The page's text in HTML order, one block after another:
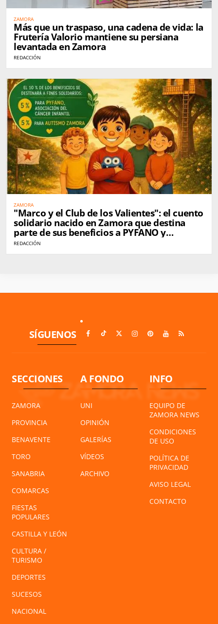
ZAMORA
Más que un traspaso, una cadena de vida: la
Frutería Valorio mantiene su persiana
levantada en Zamora
REDACCIÓN
ZAMORA
"Marco y el Club de los Valientes": el cuento
solidario nacido en Zamora que destina
parte de sus beneficios a PYFANO y
Autismo Zamora
REDACCIÓN
SÍGUENOS
SECCIONES
ZAMORA
PROVINCIA
BENAVENTE
TORO
SANABRIA
COMARCAS
FIESTAS
POPULARES
CASTILLA Y LEÓN
CULTURA /
TURISMO
DEPORTES
SUCESOS
NACIONAL
A FONDO
UNI
OPINIÓN
GALERÍAS
VÍDEOS
ARCHIVO
INFO
EQUIPO DE
ZAMORA NEWS
CONDICIONES
DE USO
POLÍTICA DE
PRIVACIDAD
AVISO LEGAL
CONTACTO